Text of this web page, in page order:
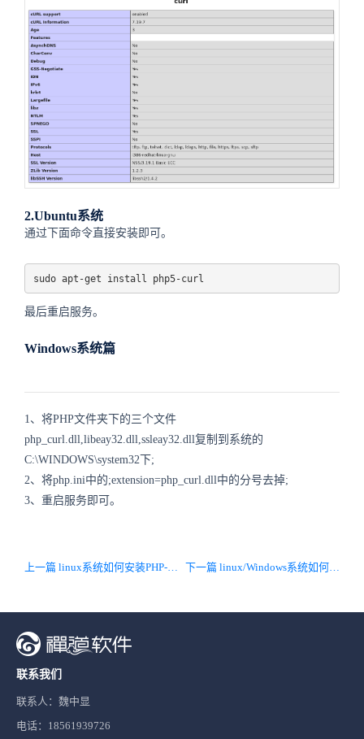
2.Ubuntu系统
通过下面命令直接安装即可。
sudo apt-get install php5-curl
最后重启服务。
Windows系统篇
1、将PHP文件夹下的三个文件
php_curl.dll,libeay32.dll,ssleay32.dll复制到系统的
C:\WINDOWS\system32下;
2、将php.ini中的;extension=php_curl.dll中的分号去掉;
3、重启服务即可。
上一篇 linux系统如何安装PHP-json扩展 下一篇 linux/Windows系统如何安装PHP-openssl扩展
联系我们
联系人：魏中显
电话：18561939726